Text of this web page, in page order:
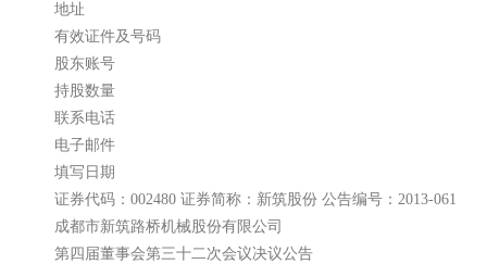
地址
有效证件及号码
股东账号
持股数量
联系电话
电子邮件
填写日期
证券代码：002480 证券简称：新筑股份 公告编号：2013-061
成都市新筑路桥机械股份有限公司
第四届董事会第三十二次会议决议公告